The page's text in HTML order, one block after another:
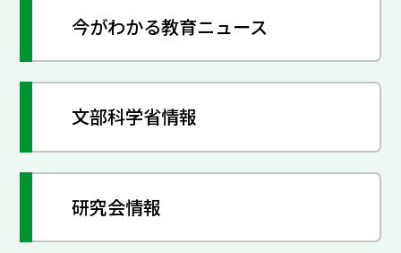
今がわかる教育ニュース
文部科学省情報
研究会情報